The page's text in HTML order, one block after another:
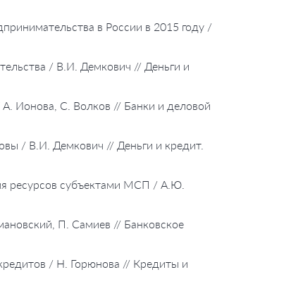
в России в 2015 году /
/ В.И. Демкович // Деньги и
Ионова, С. Волков // Банки и деловой
/ В.И. Демкович // Деньги и кредит.
ресурсов субъектами МСП / А.Ю.
П. Самиев // Банковское
/ Н. Горюнова // Кредиты и